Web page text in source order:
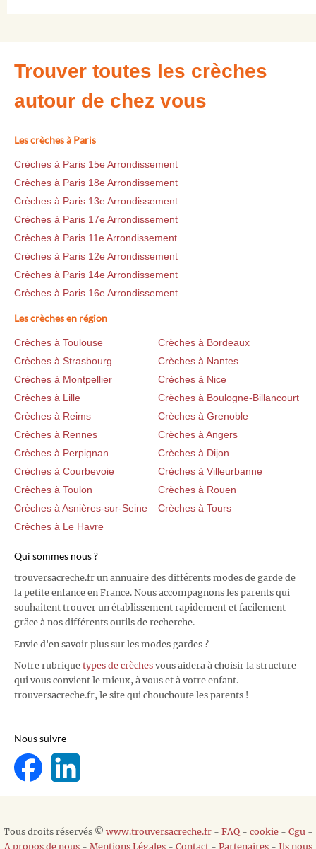
Trouver toutes les crèches
autour de chez vous
Les crèches à Paris
Crèches à Paris 15e Arrondissement
Crèches à Paris 18e Arrondissement
Crèches à Paris 13e Arrondissement
Crèches à Paris 17e Arrondissement
Crèches à Paris 11e Arrondissement
Crèches à Paris 12e Arrondissement
Crèches à Paris 14e Arrondissement
Crèches à Paris 16e Arrondissement
Les crèches en région
Crèches à Toulouse
Crèches à Bordeaux
Crèches à Strasbourg
Crèches à Nantes
Crèches à Montpellier
Crèches à Nice
Crèches à Lille
Crèches à Boulogne-Billancourt
Crèches à Reims
Crèches à Grenoble
Crèches à Rennes
Crèches à Angers
Crèches à Perpignan
Crèches à Dijon
Crèches à Courbevoie
Crèches à Villeurbanne
Crèches à Toulon
Crèches à Rouen
Crèches à Asnières-sur-Seine
Crèches à Tours
Crèches à Le Havre
Qui sommes nous ?
trouversacreche.fr un annuaire des différents modes de garde de
la petite enfance en France. Nous accompagnons les parents qui
souhaitent trouver un établissement rapidement et facilement
grâce à nos différents outils de recherche.
Envie d'en savoir plus sur les modes gardes ?
Notre rubrique types de crèches vous aidera à choisir la structure
qui vous convient le mieux, à vous et à votre enfant.
trouversacreche.fr, le site qui chouchoute les parents !
Nous suivre
Tous droits réservés © www.trouversacreche.fr- FAQ- cookie- Cgu -
A propos de nous- Mentions Légales- Contact- Partenaires- Ils nous